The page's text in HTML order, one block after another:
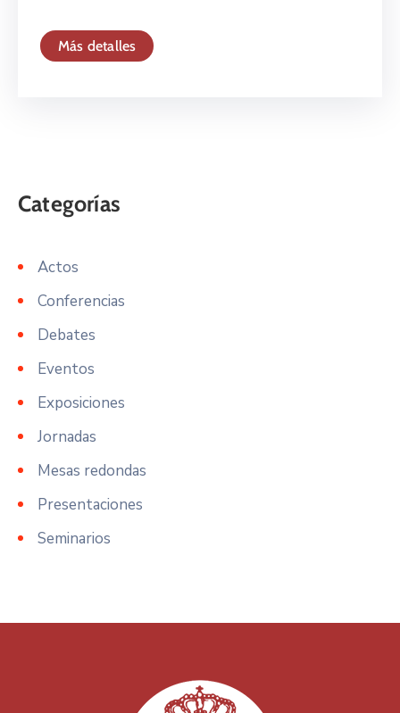
Más detalles
Actos
Conferencias
Debates
Eventos
Exposiciones
Jornadas
Mesas redondas
Presentaciones
Seminarios